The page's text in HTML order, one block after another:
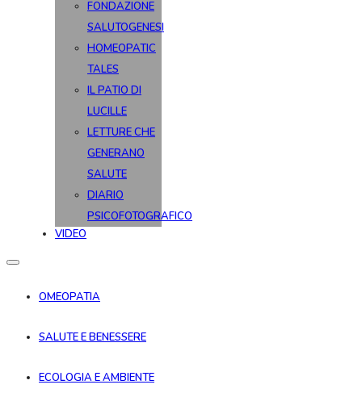
FONDAZIONE
SALUTOGENESI
HOMEOPATIC
TALES
IL PATIO DI
LUCILLE
LETTURE CHE
GENERANO
SALUTE
DIARIO
PSICOFOTOGRAFICO
VIDEO
OMEOPATIA
SALUTE E BENESSERE
ECOLOGIA E AMBIENTE